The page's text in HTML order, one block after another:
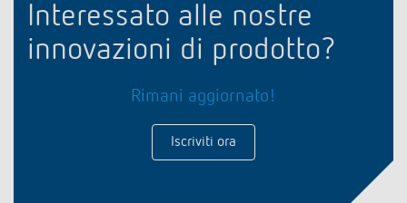
Interessato alle nostre
innovazioni di prodotto?
Rimani aggiornato!
Iscriviti ora